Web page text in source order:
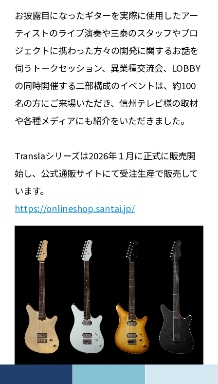
お披露目になったギターを実際に使用したアー
ティストのライブ演奏や三泰のスタッフやプロ
ジェクトに携わった方々の開発に関するお話を
伺うトークセッション、異業種交流会、LOBBY
の同時開催する二部構成のイベントは、約100
名の方にご来場いただき、信州テレビ様の取材
や各種メディアにも紹介をいただきました。
Translaシリーズは2026年１月に正式に販売開
始し、公式通販サイトにて受注生産で販売して
います。
https://onlineshop.santai.jp/